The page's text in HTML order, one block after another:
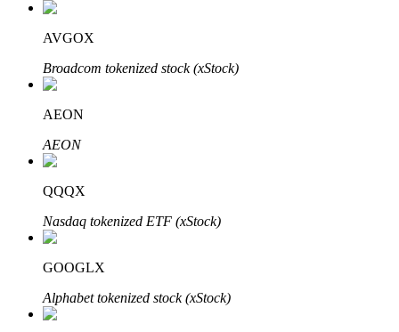
Bitrue Ortakları
Bitrue İş Ortağı
AVGOX
Broadcom tokenized stock (xStock)
AEON
AEON
QQQX
Nasdaq tokenized ETF (xStock)
GOOGLX
Alphabet tokenized stock (xStock)